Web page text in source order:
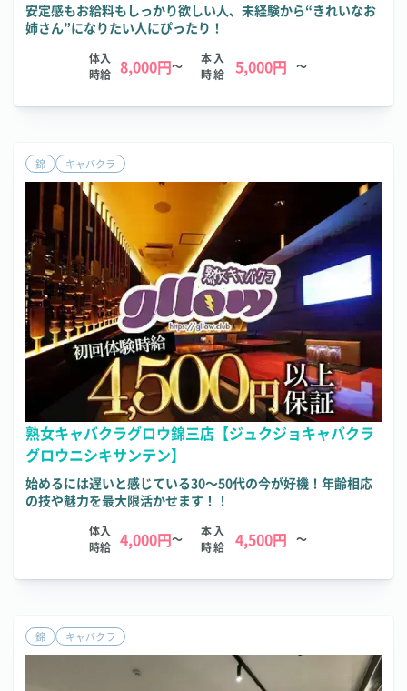
安定感もお給料もしっかり欲しい人、未経験から“きれいなお
姉さん”になりたい人にぴったり！
体入
時給 8,000円～
本入
時給
5,000円 ～
錦 キャバクラ
熟女キャバクラグロウ錦三店【ジュクジョキャバクラ
グロウニシキサンテン】
始めるには遅いと感じている30～50代の今が好機！年齢相応
の技や魅力を最大限活かせます！！
体入
時給 4,000円～
本入
時給
4,500円 ～
錦 キャバクラ